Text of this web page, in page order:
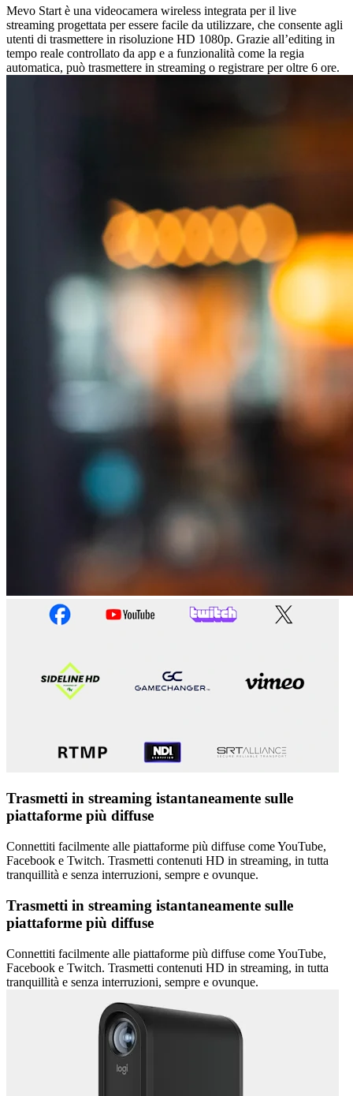
Mevo Start è una videocamera wireless integrata per il live
streaming progettata per essere facile da utilizzare, che consente agli
utenti di trasmettere in risoluzione HD 1080p. Grazie all’editing in
tempo reale controllato da app e a funzionalità come la regia
automatica, può trasmettere in streaming o registrare per oltre 6 ore.
Trasmetti in streaming istantaneamente sulle
piattaforme più diffuse
Connettiti facilmente alle piattaforme più diffuse come YouTube,
Facebook e Twitch. Trasmetti contenuti HD in streaming, in tutta
tranquillità e senza interruzioni, sempre e ovunque.
Trasmetti in streaming istantaneamente sulle
piattaforme più diffuse
Connettiti facilmente alle piattaforme più diffuse come YouTube,
Facebook e Twitch. Trasmetti contenuti HD in streaming, in tutta
tranquillità e senza interruzioni, sempre e ovunque.